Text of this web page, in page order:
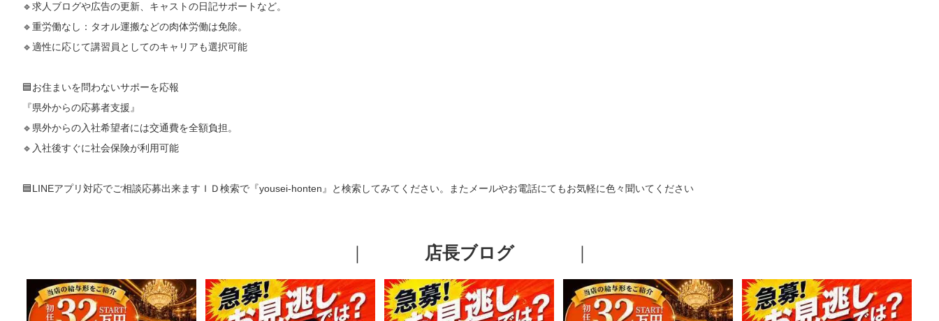
🔹求人ブログや広告の更新、キャストの日記サポートなど。
🔹重労働なし：タオル運搬などの肉体労働は免除。
🔹適性に応じて講習員としてのキャリアも選択可能
🟦お住まいを問わないサポーを応報
『県外からの応募者支援』
🔹県外からの入社希望者には交通費を全額負担。
🔹入社後すぐに社会保険が利用可能
🟦LINEアプリ対応でご相談応募出来ますＩＤ検索で『yousei-honten』と検索してみてください。またメールやお電話にてもお気軽に色々聞いてください
｜ 店長ブログ ｜